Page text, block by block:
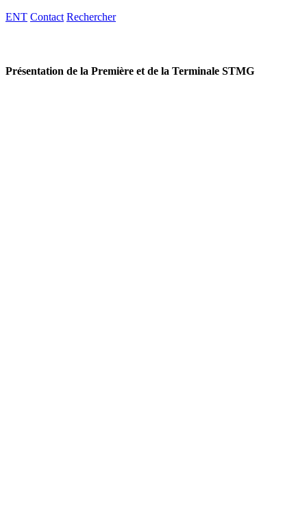
ENT Contact Rechercher
Présentation de la Première et de la Terminale STMG